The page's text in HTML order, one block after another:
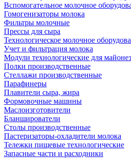
Вспомогательное молочное
Гомогенизаторы молока
Фильтры молочные
Прессы для сыра
Технологическое молочное
Учет и фильтрация молока
Модули технологические для
Полки производственные
Стеллажи производственные
Парафинеры
Плавители сыра, жира
Формовочные машины
Маслоизготовители
Бланширователи
Столы производственные
Пастеризаторы-охладители молока
Тележки пищевые технологические
Запасные части и расходники